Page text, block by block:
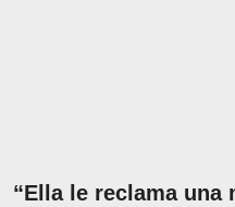
“Ella le reclama una